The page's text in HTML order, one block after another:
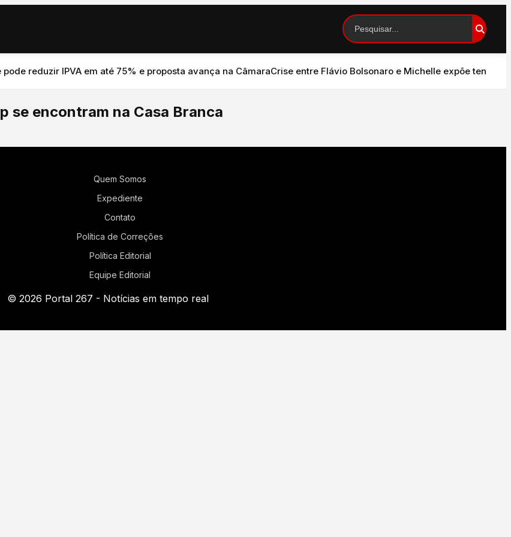
reduzir IPVA em até 75% e proposta avança na CâmaraCrise entre Flávio Bolsonaro e Michelle expõe tensão no
se encontram na Casa Branca
Quem Somos
Expediente
Contato
Política de Correções
Política Editorial
Equipe Editorial
© 2026 Portal 267 - Notícias em tempo real